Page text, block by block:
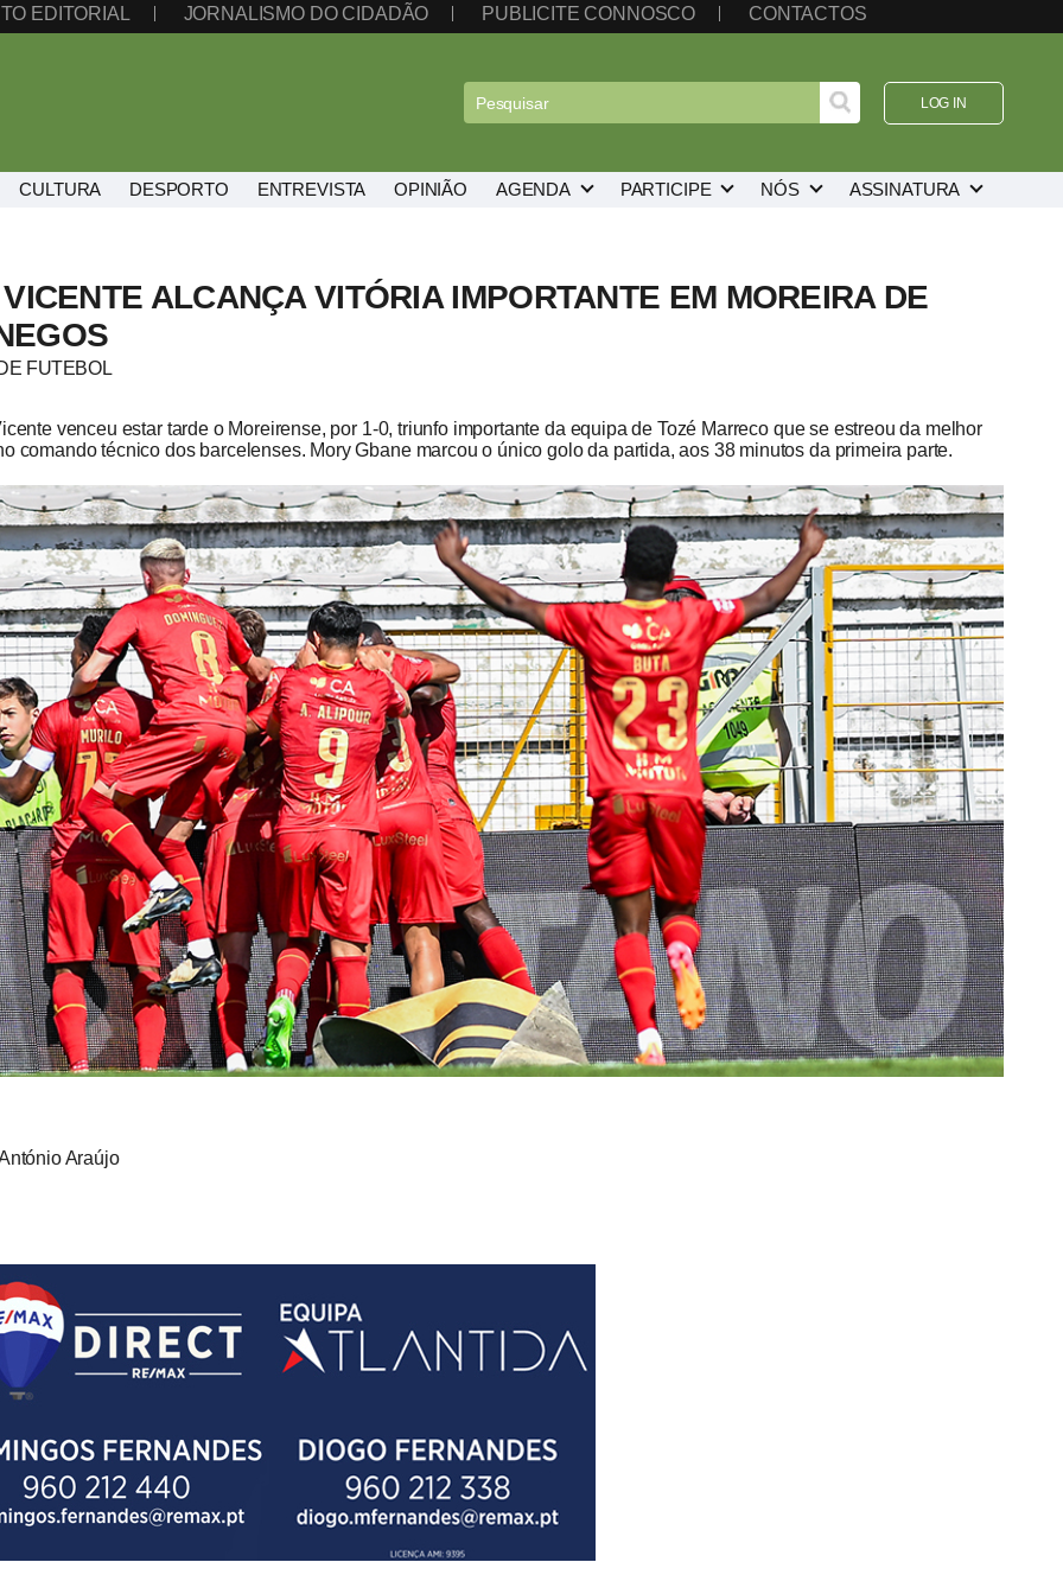
EDITORIAL JORNALISMO DO CIDADÃO PUBLICITE CONNOSCO CONTACTOS
LOG IN
CULTURA DESPORTO ENTREVISTA
OPINIÃO
ALCANÇA VITÓRIA IMPORTANTE EM MOREIRA DE
FUTEBOL
venceu estar tarde o Moreirense, por 1-0, triunfo importante da equipa de Tozé Marreco que se estreou da melhor
comando técnico dos barcelenses. Mory Gbane marcou o único golo da partida, aos 38 minutos da primeira parte.
Araújo